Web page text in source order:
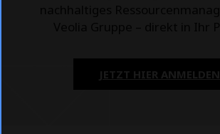
JETZT HIER ANMELDEN